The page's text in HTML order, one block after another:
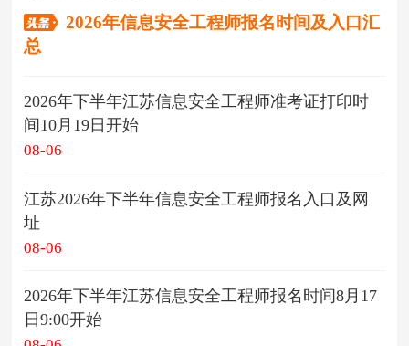
2026年信息安全工程师报名时间及入口汇
总
2026年下半年江苏信息安全工程师准考证打印时
间10月19日开始
08-06
江苏2026年下半年信息安全工程师报名入口及网
址
08-06
2026年下半年江苏信息安全工程师报名时间8月17
日9:00开始